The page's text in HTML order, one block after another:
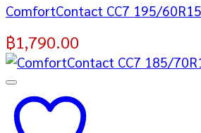
ComfortContact CC7 195/60R15
฿1,790.00